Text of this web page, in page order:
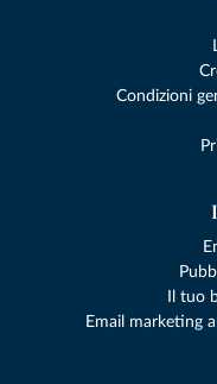
Condizioni
Il tuo
Email marketing